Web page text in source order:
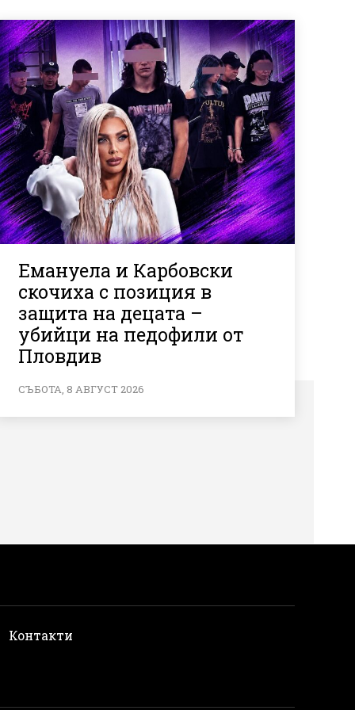
Емануела и Карбовски
скочиха с позиция в
защита на децата –
убийци на педофили от
Пловдив
СЪБОТА, 8 АВГУСТ 2026
Контакти